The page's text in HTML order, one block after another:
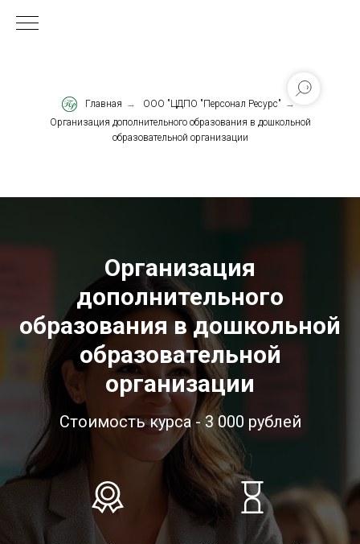
Главная → ООО "ЦДПО "Персонал Ресурс" →
Организация дополнительного образования в дошкольной
образовательной организации
Организация
дополнительного
образования в дошкольной
образовательной
организации
Стоимость курса - 3 000 рублей